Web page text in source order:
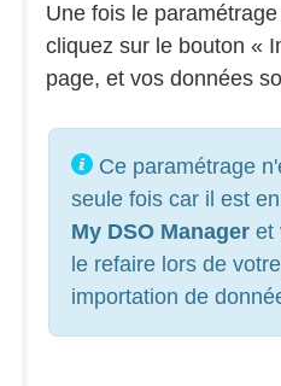
Une fois le
cliquez sur le bouton «
page, et vos données
Ce paramétrage
seule fois car il est
My DSO Manageret
le refaire lors de
importation de